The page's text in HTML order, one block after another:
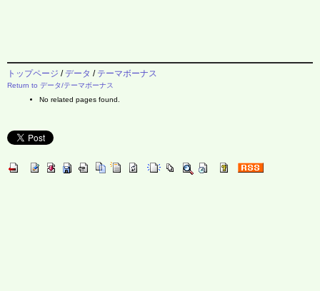
トップページ /データ / テーマボーナス
Return to データ/テーマボーナス
No related pages found.